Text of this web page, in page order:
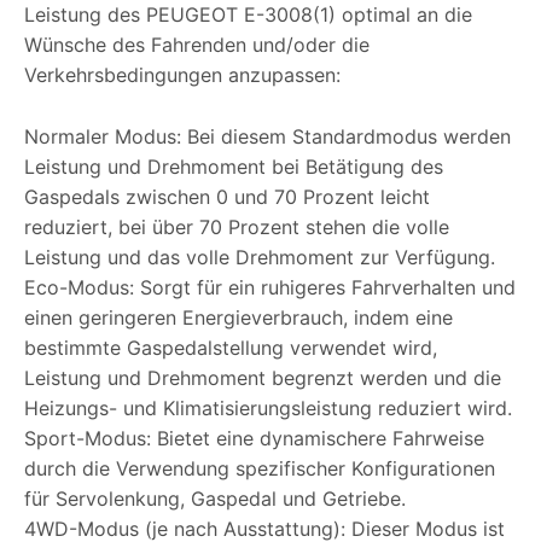
Leistung des PEUGEOT E-3008(1) optimal an die
Wünsche des Fahrenden und/oder die
Verkehrsbedingungen anzupassen:
Normaler Modus: Bei diesem Standardmodus werden
Leistung und Drehmoment bei Betätigung des
Gaspedals zwischen 0 und 70 Prozent leicht
reduziert, bei über 70 Prozent stehen die volle
Leistung und das volle Drehmoment zur Verfügung.
Eco-Modus: Sorgt für ein ruhigeres Fahrverhalten und
einen geringeren Energieverbrauch, indem eine
bestimmte Gaspedalstellung verwendet wird,
Leistung und Drehmoment begrenzt werden und die
Heizungs- und Klimatisierungsleistung reduziert wird.
Sport-Modus: Bietet eine dynamischere Fahrweise
durch die Verwendung spezifischer Konfigurationen
für Servolenkung, Gaspedal und Getriebe.
4WD-Modus (je nach Ausstattung): Dieser Modus ist